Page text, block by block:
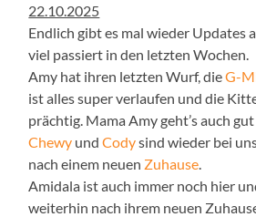
22.10.2025
Endlich gibt es mal wieder Updates
viel passiert in den letzten Wochen.
Amy hat ihren letzten Wurf, dieG-
ist alles super verlaufen und die
prächtig. Mama Amy geht’s auch
Chewy undCodysind wieder bei
nach einem neuen Zuhause
Amidala ist auch immer noch hier
weiterhin nach ihrem neuen